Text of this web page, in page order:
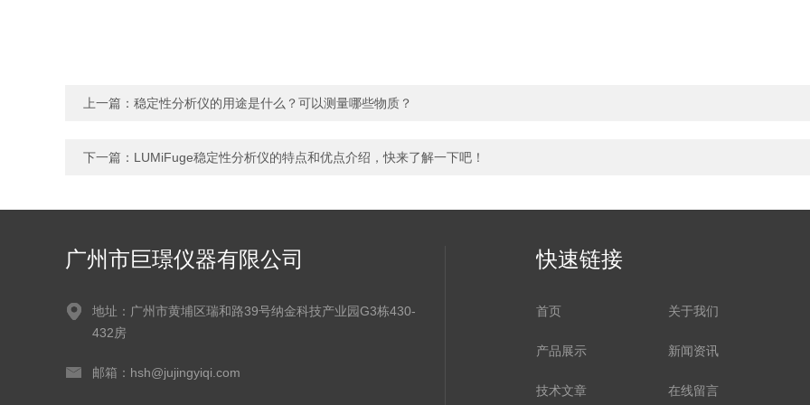
上一篇： 稳定性分析仪的用途是什么？可以测量哪些物质？
下一篇： LUMiFuge稳定性分析仪的特点和优点介绍，快来了解一下吧！
广州市巨璟仪器有限公司
地址：广州市黄埔区瑞和路39号纳金科技产业园G3栋430-
432房
邮箱：hsh@jujingyiqi.com
快速链接
首页 关于我们
产品展示 新闻资讯
技术文章 在线留言